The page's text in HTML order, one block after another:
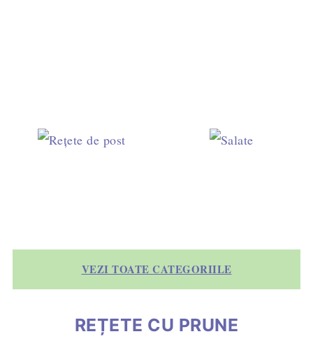
VEZI TOATE CATEGORIILE
REȚETE CU PRUNE